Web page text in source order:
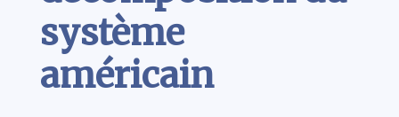
système
américain